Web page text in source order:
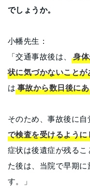
でしょうか。
小幡先生：
「交通事故後は、
身
状に気づかないことが
は事故から数日後に
そのため、事故後に
で検査を受けるよう
症状は後遺症が残る
た後は、当院で早期
す。」